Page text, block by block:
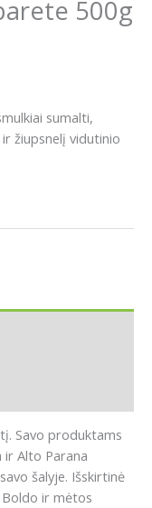
500g
sumalti,
žiupsnelį vidutinio
Savo produktams
ir Alto Parana
šalyje. Išskirtinė
ir mėtos